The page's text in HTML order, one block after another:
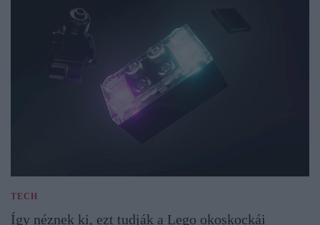
TECH
Így néznek ki, ezt tudják a Lego okoskockái